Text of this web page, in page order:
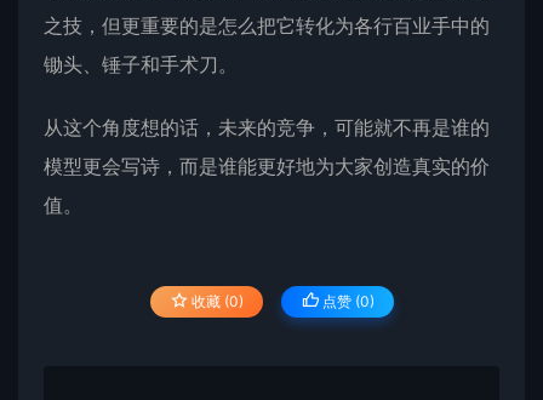
之技，但更重要的是怎么把它转化为各行百业手中的
锄头、锤子和手术刀。
从这个角度想的话，未来的竞争，可能就不再是谁的
模型更会写诗，而是谁能更好地为大家创造真实的价
值。
收藏 (0) 点赞 (0)